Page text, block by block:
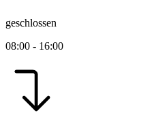
geschlossen
08:00 - 16:00